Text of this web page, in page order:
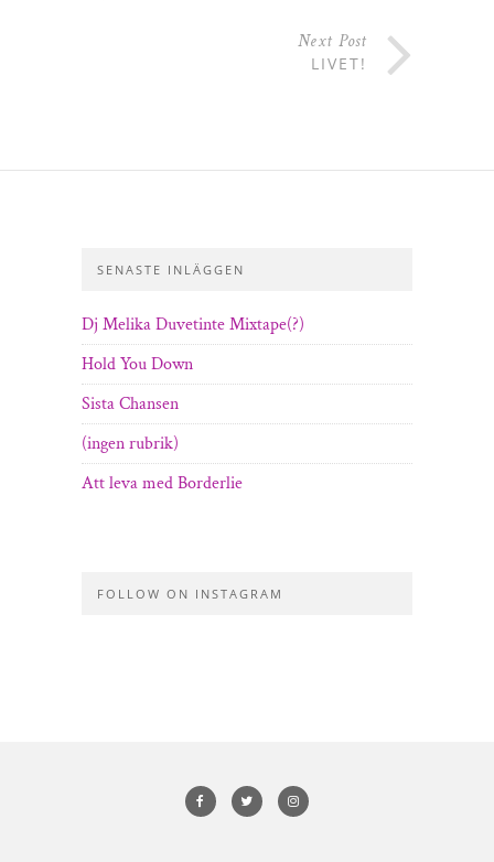
Next Post
LIVET!
SENASTE INLÄGGEN
Dj Melika Duvetinte Mixtape(?)
Hold You Down
Sista Chansen
(ingen rubrik)
Att leva med Borderlie
FOLLOW ON INSTAGRAM